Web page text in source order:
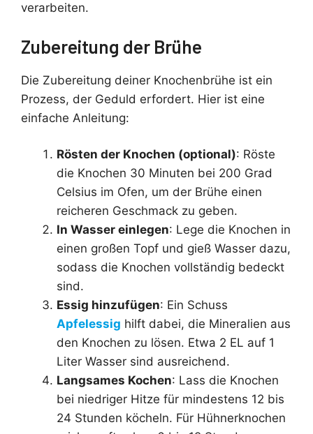
verarbeiten.
Zubereitung der Brühe
Die Zubereitung deiner Knochenbrühe ist ein
Prozess, der Geduld erfordert. Hier ist eine
einfache Anleitung:
Rösten der Knochen (optional): Röste
die Knochen 30 Minuten bei 200 Grad
Celsius im Ofen, um der Brühe einen
reicheren Geschmack zu geben.
In Wasser einlegen: Lege die Knochen in
einen großen Topf und gieß Wasser dazu,
sodass die Knochen vollständig bedeckt
sind.
Essig hinzufügen: Ein Schuss
Apfelessig hilft dabei, die Mineralien aus
den Knochen zu lösen. Etwa 2 EL auf 1
Liter Wasser sind ausreichend.
Langsames Kochen: Lass die Knochen
bei niedriger Hitze für mindestens 12 bis
24 Stunden köcheln. Für Hühnerknochen